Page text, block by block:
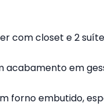
com closet e 2
acabamento em
forno embutido,